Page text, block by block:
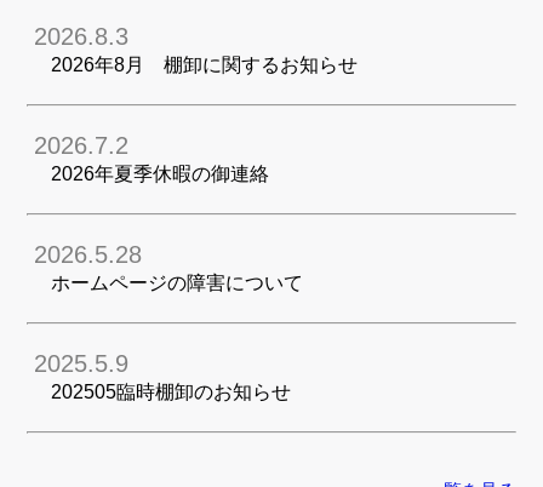
2026.8.3
2026年8月 棚卸に関するお知らせ
2026.7.2
2026年夏季休暇の御連絡
2026.5.28
ホームページの障害について
2025.5.9
202505臨時棚卸のお知らせ